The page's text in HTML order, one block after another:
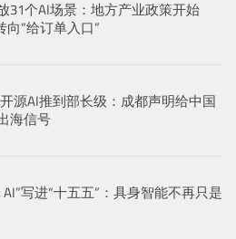
31个AI场景：地方产业政策开始
向“给订单入口”
源AI推到部长级：成都声明给中国
海信号
AI”写进“十五五”：具身智能不再只是